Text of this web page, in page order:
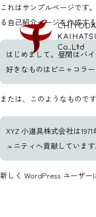
これはサンプルページです
る自己紹介ページを作成す
はじめまして。昼間はバ
好きなものはピニャコラ
または、このようなものです
XYZ 小道具株式会社は
ュニティへ貢献しています
新しく WordPress ユーザー